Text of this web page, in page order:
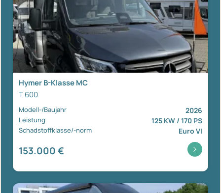
Hymer B-Klasse MC
T 600
Modell-/Baujahr 2026
Leistung 125 KW / 170 PS
Schadstoffklasse/-norm Euro VI
153.000 €